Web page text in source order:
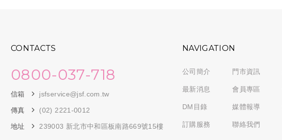
CONTACTS
0800-037-718
信箱 jsfservice@jsf.com.tw
傳真 (02) 2221-0012
地址 239003 新北市中和區板南路669號15樓
NAVIGATION
公司簡介
最新消息
DM目錄
訂購服務
門市資訊
會員專區
媒體報導
聯絡我們